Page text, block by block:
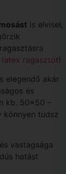
is elvisel,
ragasztót!
elegendő akár
és
kb. 50×50 –
tudsz
vastagsága
hatást